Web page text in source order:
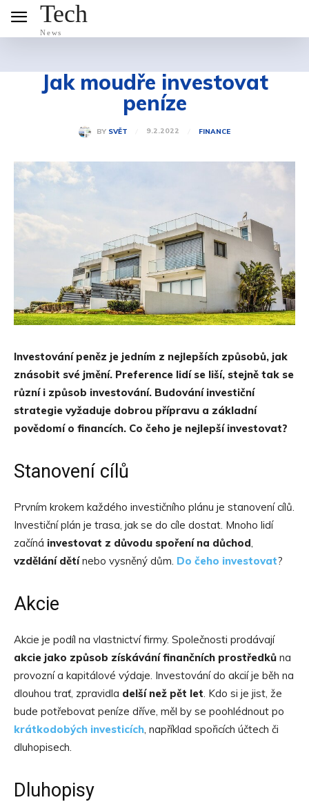
Tech
News
Jak moudře investovat
peníze
BY SVĚT 9.2.2022 FINANCE
Investování peněz je jedním z nejlepších způsobů, jak
znásobit své jmění. Preference lidí se liší, stejně tak se
různí i způsob investování. Budování investiční
strategie vyžaduje dobrou přípravu a základní
povědomí o financích. Co čeho je nejlepší investovat?
Stanovení cílů
Prvním krokem každého investičního plánu je stanovení cílů.
Investiční plán je trasa, jak se do cíle dostat. Mnoho lidí
začíná investovat z důvodu spoření na důchod,
vzdělání dětínebo vysněný dům. Do čeho investovat?
Akcie
Akcie je podíl na vlastnictví firmy. Společnosti prodávají
akcie jako způsob získávání finančních prostředků na
provozní a kapitálové výdaje. Investování do akcií je běh na
dlouhou trať, zpravidla delší než pět let. Kdo si je jist, že
bude potřebovat peníze dříve, měl by se poohlédnout po
krátkodobých investicích, například spořicích účtech či
dluhopisech.
Dluhopisy